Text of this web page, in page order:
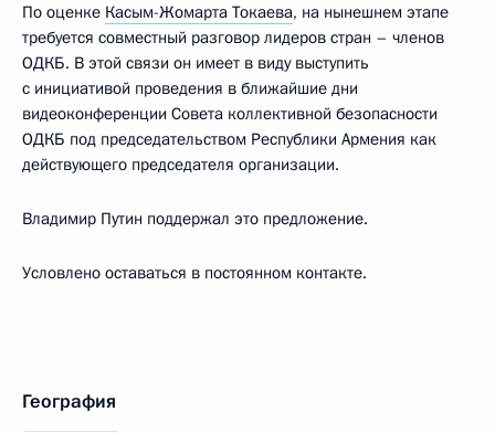
По оценке Касым-Жомарта Токаева, на нынешнем этапе
требуется совместный разговор лидеров стран – членов
ОДКБ. В этой связи он имеет в виду выступить
с инициативой проведения в ближайшие дни
видеоконференции Совета коллективной безопасности
ОДКБ под председательством Республики Армения как
действующего председателя организации.
Владимир Путин поддержал это предложение.
Условлено оставаться в постоянном контакте.
География